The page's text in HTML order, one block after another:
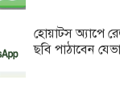
হোয়াটস অ্যাপে
ছবি পাঠাবেন